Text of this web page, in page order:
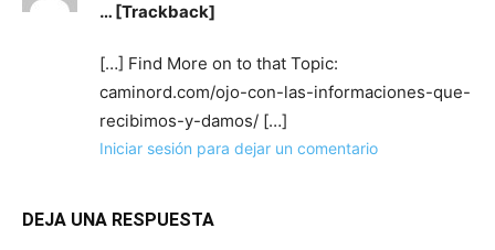
… [Trackback]
[…] Find More on to that Topic:
caminord.com/ojo-con-las-informaciones-que-
recibimos-y-damos/ […]
Iniciar sesión para dejar un comentario
DEJA UNA RESPUESTA